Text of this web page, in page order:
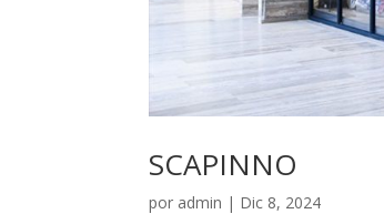
SCAPINNO
por admin | Dic 8, 2024